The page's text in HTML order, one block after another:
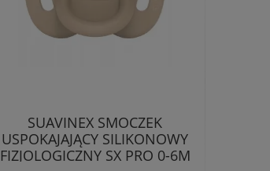
SUAVINEX SMOCZEK
USPOKAJAJĄCY SILIKONOWY
FIZJOLOGICZNY SX PRO 0-6M